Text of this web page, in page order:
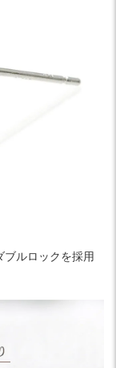
ルロックを採用